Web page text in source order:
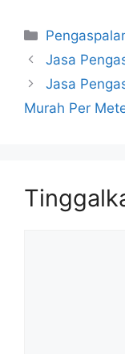
Kategori
Jasa
Jasa
Murah Per